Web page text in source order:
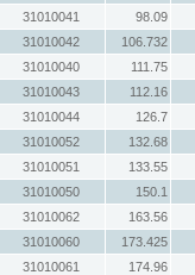
31010041
98.09
31010042
106.732
31010040
111.75
31010043
112.16
31010044
126.7
31010052
132.68
31010051
133.55
31010050
150.1
31010062
163.56
31010060
173.425
31010061
174.96